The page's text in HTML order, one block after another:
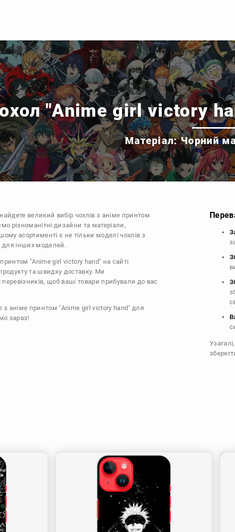
"Anime girl victory
Матеріал: Чорний
великий вибір чохлів з аніме принтом
різноманітні дизайни та матеріали,
асортименті є не тільки моделі чохлів з
для інших моделей.
"Anime girl victory hand" на сайті
та швидку доставку. Ми
щоб ваші товари прибували до вас
з аніме принтом "Anime girl victory hand" для
зараз!